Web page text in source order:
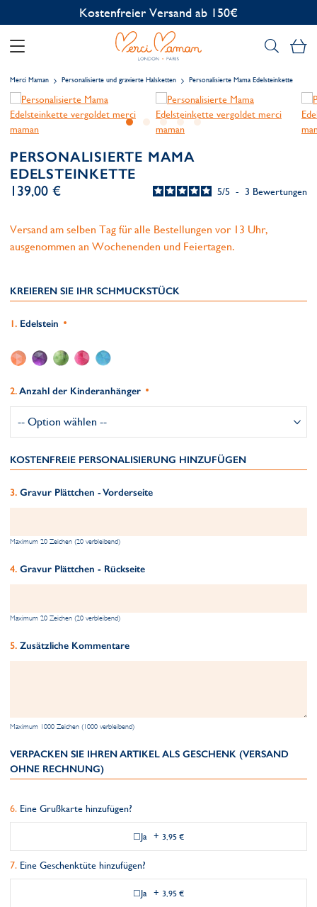
Kostenlose Personalisierung
Merci Maman Personalisierte und gravierte Halsketten Personalisierte Mama Edelsteinkette
PERSONALISIERTE MAMA
EDELSTEINKETTE
5/5 - 3 Bewertungen
139,00 €
Versand am selben Tag für alle Bestellungen vor 13 Uhr,
ausgenommen an Wochenenden und Feiertagen.
KREIEREN SIE IHR SCHMUCKSTÜCK
Edelstein
Anzahl der Kinderanhänger
KOSTENFREIE PERSONALISIERUNG HINZUFÜGEN
Gravur Plättchen - Vorderseite
Maximum 20 Zeichen (20 verbleibend)
Gravur Plättchen - Rückseite
Maximum 20 Zeichen (20 verbleibend)
Zusätzliche Kommentare
Maximum 1000 Zeichen (1000 verbleibend)
VERPACKEN SIE IHREN ARTIKEL ALS GESCHENK (VERSAND
OHNE RECHNUNG)
Eine Grußkarte hinzufügen?
Ja + 3,95 €
Eine Geschenktüte hinzufügen?
Ja + 3,95 €